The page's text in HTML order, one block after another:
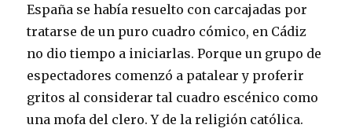
España se había resuelto con carcajadas por
tratarse de un puro cuadro cómico, en Cádiz
no dio tiempo a iniciarlas. Porque un grupo de
espectadores comenzó a patalear y proferir
gritos al considerar tal cuadro escénico como
una mofa del clero. Y de la religión católica.